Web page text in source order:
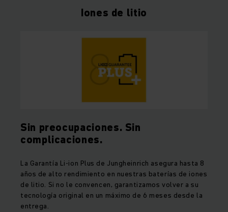
Iones de litio
Sin preocupaciones. Sin
complicaciones.
La Garantía Li-ion Plus de Jungheinrich asegura hasta 8
años de alto rendimiento en nuestras baterías de iones
de litio. Si no le convencen, garantizamos volver a su
tecnología original en un máximo de 6 meses desde la
entrega.